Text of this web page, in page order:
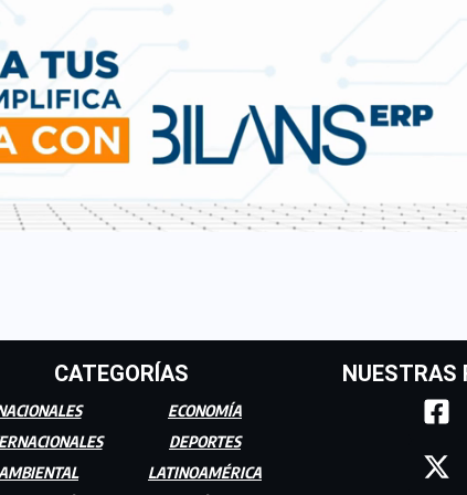
CATEGORÍAS
ECONOMÍA
DEPORTES
LATINOAMÉRICA
NUESTRAS